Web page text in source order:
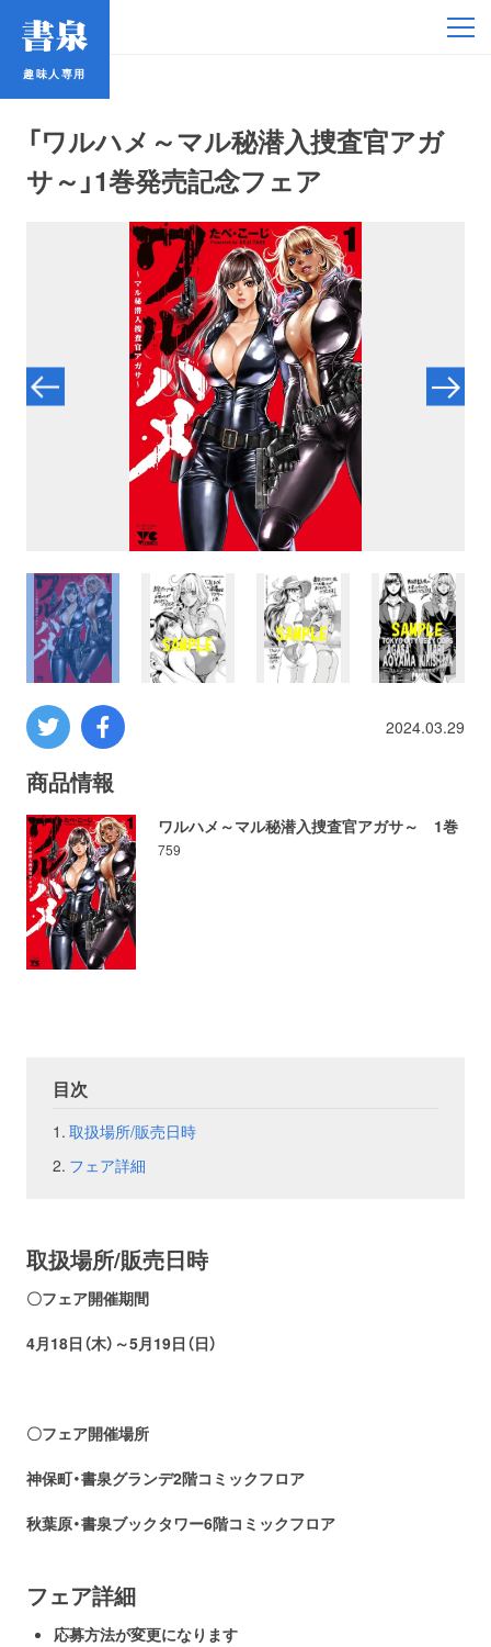
趣味人専用
「ワルハメ～マル秘潜入捜査官アガ
サ～」1巻発売記念フェア
2024.03.29
商品情報
ワルハメ～マル秘潜入捜査官アガサ～ 1巻
759
目次
取扱場所/販売日時
フェア詳細
取扱場所/販売日時
〇フェア開催期間
4月18日（木）～5月19日（日）
〇フェア開催場所
神保町・書泉グランデ2階コミックフロア
秋葉原・書泉ブックタワー6階コミックフロア
フェア詳細
応募方法が変更になります
趣味人専用
アイドル
鉄道・バス
コミック・ラノベ
数学
コンピューター
ミリタリー
その他
イベント
フェア
会社概要